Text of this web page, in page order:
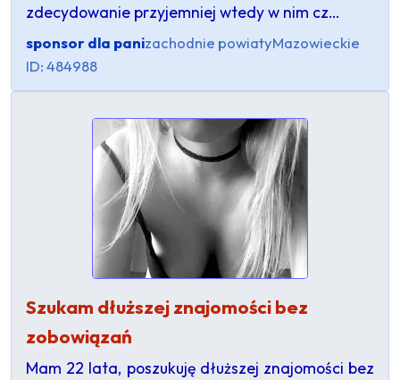
zdecydowanie przyjemniej wtedy w nim cz…
sponsor dla panizachodnie powiatyMazowieckie
ID: 484988
Szukam dłuższej znajomości bez
zobowiązań
Mam 22 lata, poszukuję dłuższej znajomości bez